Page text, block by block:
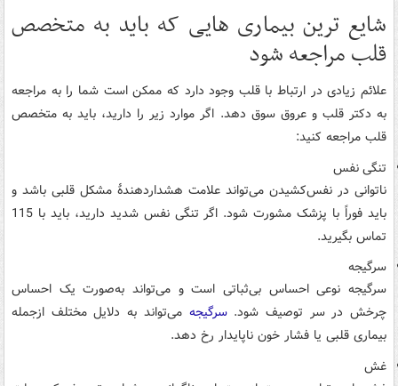
شایع ترین بیماری هایی که باید به متخصص
قلب مراجعه شود
علائم زیادی در ارتباط با قلب وجود دارد که ممکن است شما را به مراجعه
به دکتر قلب و عروق سوق دهد. اگر موارد زیر را دارید، باید به متخصص
قلب مراجعه کنید:
تنگی نفس
ناتوانی در نفس‌کشیدن می‌تواند علامت هشداردهندۀ مشکل قلبی باشد و
باید فوراً با پزشک مشورت شود. اگر تنگی نفس شدید دارید، باید با 115
تماس بگیرید.
سرگیجه
سرگیجه نوعی احساس بی‌ثباتی است و می‌تواند به‌صورت یک احساس
چرخش در سر توصیف شود.سرگیجه می‌تواند به دلایل مختلف ازجمله
بیماری قلبی یا فشار خون ناپایدار رخ دهد.
غش